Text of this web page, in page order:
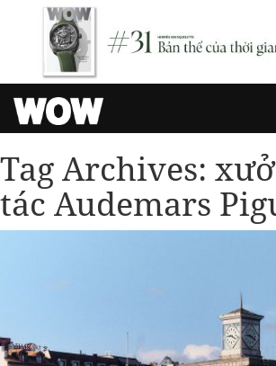
Tag Archives:
tác Audemars